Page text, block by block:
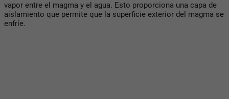
vapor entre el magma y el agua. Esto proporciona una capa de
aislamiento que permite que la superficie exterior del magma se
enfríe.